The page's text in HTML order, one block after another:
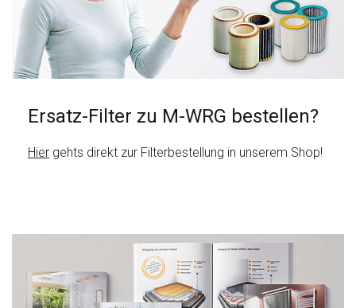
Ersatz-Filter zu M-WRG bestellen?
Hier gehts direkt zur Filterbestellung in unserem Shop!